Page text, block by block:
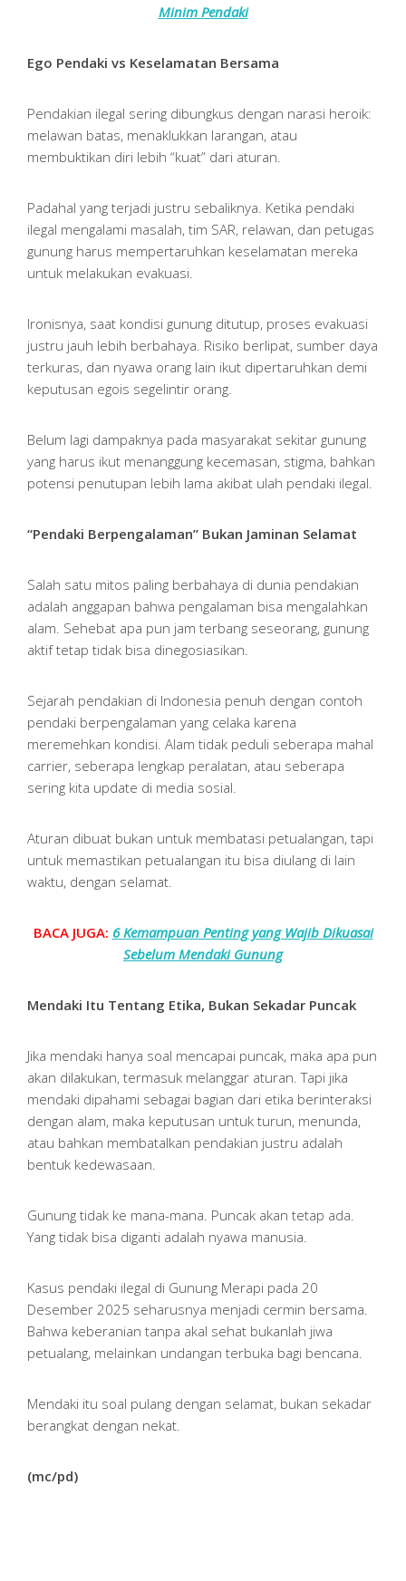
Minim Pendaki
Ego Pendaki vs Keselamatan Bersama
Pendakian ilegal sering dibungkus dengan narasi heroik:
melawan batas, menaklukkan larangan, atau
membuktikan diri lebih “kuat” dari aturan.
Padahal yang terjadi justru sebaliknya. Ketika pendaki
ilegal mengalami masalah, tim SAR, relawan, dan petugas
gunung harus mempertaruhkan keselamatan mereka
untuk melakukan evakuasi.
Ironisnya, saat kondisi gunung ditutup, proses evakuasi
justru jauh lebih berbahaya. Risiko berlipat, sumber daya
terkuras, dan nyawa orang lain ikut dipertaruhkan demi
keputusan egois segelintir orang.
Belum lagi dampaknya pada masyarakat sekitar gunung
yang harus ikut menanggung kecemasan, stigma, bahkan
potensi penutupan lebih lama akibat ulah pendaki ilegal.
“Pendaki Berpengalaman” Bukan Jaminan Selamat
Salah satu mitos paling berbahaya di dunia pendakian
adalah anggapan bahwa pengalaman bisa mengalahkan
alam. Sehebat apa pun jam terbang seseorang, gunung
aktif tetap tidak bisa dinegosiasikan.
Sejarah pendakian di Indonesia penuh dengan contoh
pendaki berpengalaman yang celaka karena
meremehkan kondisi. Alam tidak peduli seberapa mahal
carrier, seberapa lengkap peralatan, atau seberapa
sering kita update di media sosial.
Aturan dibuat bukan untuk membatasi petualangan, tapi
untuk memastikan petualangan itu bisa diulang di lain
waktu, dengan selamat.
BACA JUGA: 6 Kemampuan Penting yang Wajib Dikuasai
Sebelum Mendaki Gunung
Mendaki Itu Tentang Etika, Bukan Sekadar Puncak
Jika mendaki hanya soal mencapai puncak, maka apa pun
akan dilakukan, termasuk melanggar aturan. Tapi jika
mendaki dipahami sebagai bagian dari etika berinteraksi
dengan alam, maka keputusan untuk turun, menunda,
atau bahkan membatalkan pendakian justru adalah
bentuk kedewasaan.
Gunung tidak ke mana-mana. Puncak akan tetap ada.
Yang tidak bisa diganti adalah nyawa manusia.
Kasus pendaki ilegal di Gunung Merapi pada 20
Desember 2025 seharusnya menjadi cermin bersama.
Bahwa keberanian tanpa akal sehat bukanlah jiwa
petualang, melainkan undangan terbuka bagi bencana.
Mendaki itu soal pulang dengan selamat, bukan sekadar
berangkat dengan nekat.
(mc/pd)